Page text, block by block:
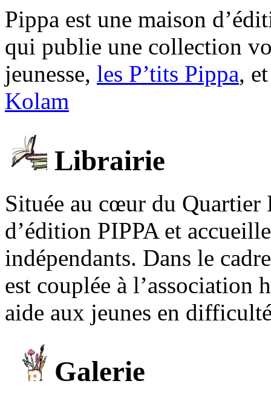
Pippa est une maison
qui publie une collection
jeunesse, les P’tits Pippa,
Kolam
Librairie
Située au cœur du Quartier
d’édition PIPPA et
indépendants. Dans le
est couplée à l’association
aide aux jeunes en
Galerie